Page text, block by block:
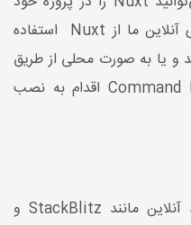
نصب کنید، یا از طریق استارترهای آنلاین ما از Nuxt استفاده
و یا به صورت محلی از طریق
ترمینال ویرایشگر خود و یا Command Line اقدام به نصب
شما می‌توانید با وبسایت‌های کد آنلاین مانند StackBlitz و